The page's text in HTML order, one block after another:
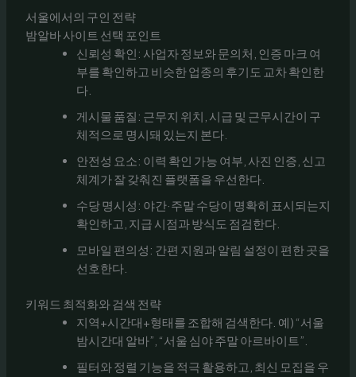
서울에서의 구인 전략
밤알바 사이트 선택 포인트
신뢰성 확인: 사업자 정보와 문의처, 인증 마크 여
부를 확인하고 비슷한 업종의 후기도 교차 확인한
다.
게시물 품질: 근무지 위치, 시급 및 근무시간이 구
체적으로 명시돼 있는지 본다.
안전성 요소: 이력 확인 가능 여부, 사진 인증, 신고
체계가 잘 갖춰진 플랫폼을 우선한다.
수당 명시성: 야간·주말 수당이 명확히 표시되는지
확인하고, 지급 시점과 방식도 점검한다.
모바일 편의성: 간편 지원과 알림 설정이 편한 곳을
선호한다.
키워드 최적화와 검색 전략
지역+시간대+형태를 조합해 검색한다. 예) “서울
밤시간대 알바”, “서울 심야 주말 아르바이트”.
필터와 정렬 기능을 적극 활용하고, 최신 모집을 우